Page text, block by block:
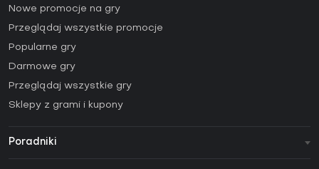
Nowe promocje na gry
Przeglądaj wszystkie promocje
Popularne gry
Darmowe gry
Przeglądaj wszystkie gry
Sklepy z grami i kupony
Poradniki